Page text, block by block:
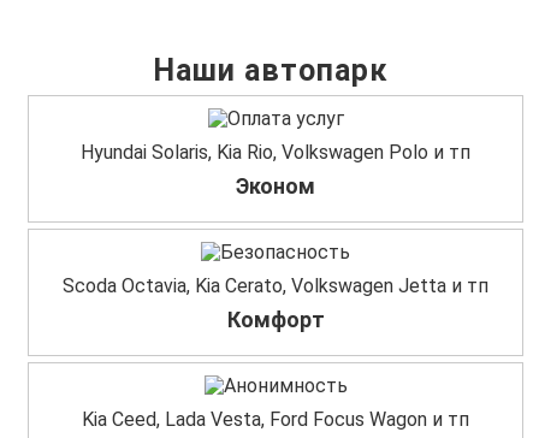
Наши автопарк
Hyundai Solaris, Kia Rio, Volkswagen Polo и тп
Эконом
Scoda Octavia, Kia Cerato, Volkswagen Jetta и тп
Комфорт
Kia Ceed, Lada Vesta, Ford Focus Wagon и тп